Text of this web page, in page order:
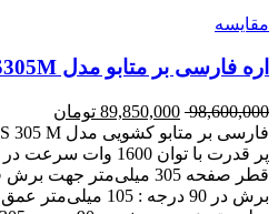
مقایسه
اره فارسی بر متابو مدل KGS305M
98,600,000
89,850,000 تومان
قطر صفحه 305 میلی‌متر